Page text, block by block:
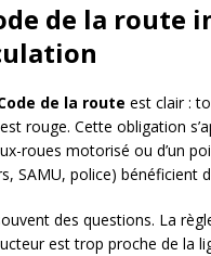
de la route
de la route est clair :
rouge. Cette obligation
roues motorisé ou d’un
SAMU, police) bénéficient
des questions. La
est trop proche de la